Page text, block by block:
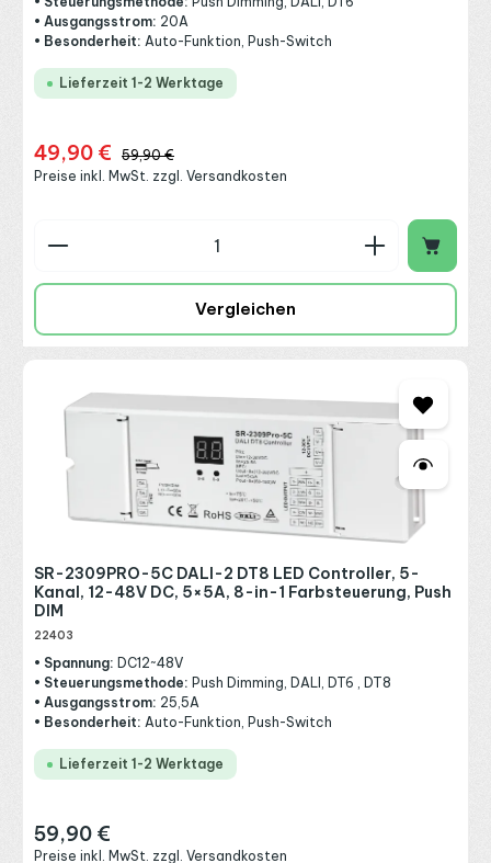
• Ausgangsstrom: 20A
• Besonderheit: Auto-Funktion, Push-Switch
Lieferzeit 1-2 Werktage
Verkaufspreis:
49,90 € Regulärer Preis:
59,90 €
Preise inkl. MwSt. zzgl. Versandkosten
Produkt Anzahl: Gib den gewünschten Wert
Vergleichen
SR-2309PRO-5C DALI-2 DT8 LED Controller, 5-
Kanal, 12-48V DC, 5×5A, 8-in-1 Farbsteuerung, Push
DIM
22403
• Spannung: DC12~48V
• Steuerungsmethode: Push Dimming, DALI, DT6 , DT8
• Ausgangsstrom: 25,5A
• Besonderheit: Auto-Funktion, Push-Switch
Lieferzeit 1-2 Werktage
Regulärer Preis:
59,90 €
Preise inkl. MwSt. zzgl. Versandkosten